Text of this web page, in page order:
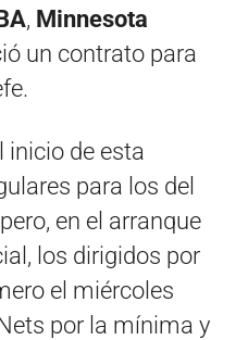
, Minnesota
un contrato para
inicio de esta
para los del
en el arranque
los dirigidos por
el miércoles
por la mínima y